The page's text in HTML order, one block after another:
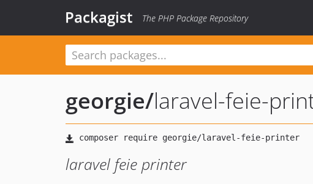
Packagist The PHP Package Repository
georgie/laravel-feie-
laravel feie printer